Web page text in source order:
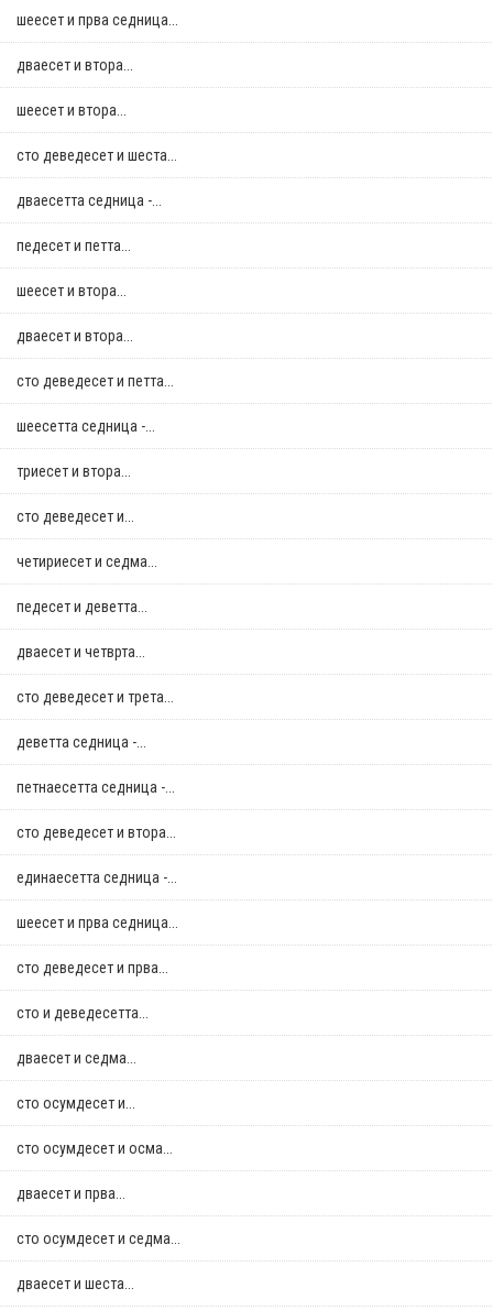
шеесет и прва седница...
дваесет и втора...
шеесет и втора...
сто деведесет и шеста...
дваесетта седница -...
педесет и петта...
шеесет и втора...
дваесет и втора...
сто деведесет и петта...
шеесетта седница -...
триесет и втора...
сто деведесет и...
четириесет и седма...
педесет и деветта...
дваесет и четврта...
сто деведесет и трета...
деветта седница -...
петнаесетта седница -...
сто деведесет и втора...
единаесетта седница -...
шеесет и прва седница...
сто деведесет и прва...
сто и деведесетта...
дваесет и седма...
сто осумдесет и...
сто осумдесет и осма...
дваесет и прва...
сто осумдесет и седма...
дваесет и шеста...